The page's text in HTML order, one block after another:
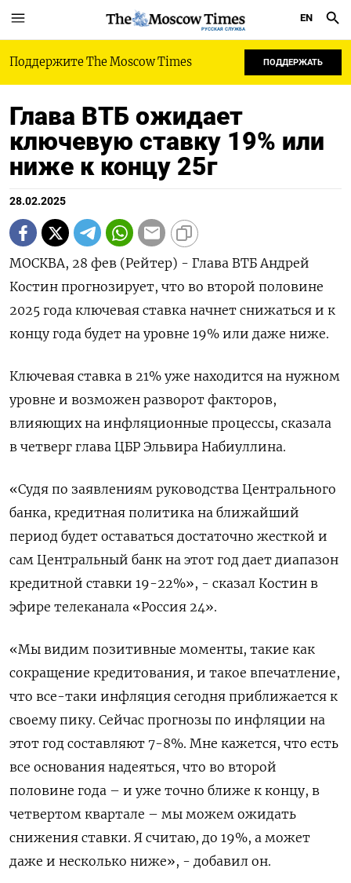
РУССКАЯ СЛУЖБА
EN
Поддержите The Moscow Times ПОДДЕРЖАТЬ
Глава ВТБ ожидает
ключевую ставку 19% или
ниже к концу 25г
28.02.2025
МОСКВА, 28 фев (Рейтер) - Глава ВТБ Андрей
Костин прогнозирует, что во второй половине
2025 года ключевая ставка начнет снижаться и к
концу года будет на уровне 19% или даже ниже.
Ключевая ставка в 21% уже находится на нужном
уровне и возможен разворот факторов,
влияющих на инфляционные процессы, сказала
в четверг глава ЦБР Эльвира Набиуллина.
«Судя по заявлениям руководства Центрального
банка, кредитная политика на ближайший
период будет оставаться достаточно жесткой и
сам Центральный банк на этот год дает диапазон
кредитной ставки 19-22%», - сказал Костин в
эфире телеканала «Россия 24».
«Мы видим позитивные моменты, такие как
сокращение кредитования, и такое впечатление,
что все-таки инфляция сегодня приближается к
своему пику. Сейчас прогнозы по инфляции на
этот год составляют 7-8%. Мне кажется, что есть
все основания надеяться, что во второй
половине года – и уже точно ближе к концу, в
четвертом квартале – мы можем ожидать
снижения ставки. Я считаю, до 19%, а может
даже и несколько ниже», - добавил он.